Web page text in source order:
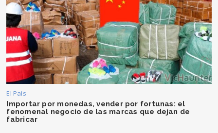
El País
Importar por monedas, vender por fortunas: el
fenomenal negocio de las marcas que dejan de
fabricar